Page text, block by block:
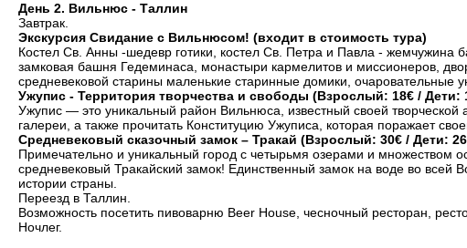
День 2. Вильнюс - Таллин
Завтрак.
Экскурсия Свидание с Вильнюсом! (входит в стоимость тура)
Костел Св. Анны -шедевр готики, костел Св. Петра и Павла - жемчужина
замковая башня Гедеминаса, монастыри кармелитов и миссионеров,
средневековой старины маленькие старинные домики, очаровательные
Ужупис - Территория творчества и свободы (Взрослый: 18€ / Дети:
Ужупис — это уникальный район Вильнюса, известный своей
галереи, а также прочитать Конституцию Ужуписа, которая поражает
Средневековый сказочный замок – Тракай (Взрослый: 30€ / Дети:
Примечательно и уникальный город с четырьмя озерами и множеством
средневековый Тракайский замок! Единственный замок на воде во
истории страны.
Переезд в Таллин.
Возможность посетить пивоварню Beer House, чесночный ресторан,
Ночлег.